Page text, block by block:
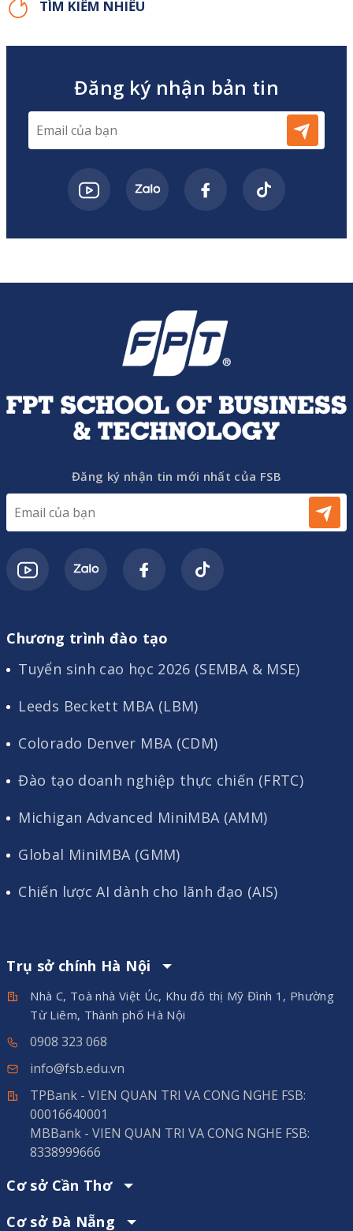
TÌM KIẾM NHIỀU
Đăng ký nhận bản tin
Đăng ký nhận tin mới nhất của FSB
Chương trình đào tạo
Tuyển sinh cao học 2026 (SEMBA & MSE)
Leeds Beckett MBA (LBM)
Colorado Denver MBA (CDM)
Đào tạo doanh nghiệp thực chiến (FRTC)
Michigan Advanced MiniMBA (AMM)
Global MiniMBA (GMM)
Chiến lược AI dành cho lãnh đạo (AIS)
Trụ sở chính Hà Nội
Nhà C, Toà nhà Việt Úc, Khu đô thị Mỹ Đình 1, Phường
Từ Liêm, Thành phố Hà Nội
0908 323 068
info@fsb.edu.vn
TPBank - VIEN QUAN TRI VA CONG NGHE FSB:
00016640001
MBBank - VIEN QUAN TRI VA CONG NGHE FSB:
8338999666
Cơ sở Cần Thơ
Cơ sở Đà Nẵng